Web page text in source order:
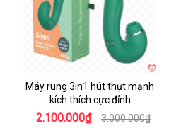
Máy rung 3in1 hút thụt mạnh
kích thích cực đỉnh
2.100.000₫ 3.000.000₫